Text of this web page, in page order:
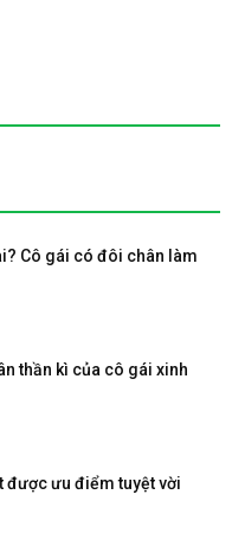
Cô gái có đôi chân làm
thần kì của cô gái xinh
được ưu điểm tuyệt vời